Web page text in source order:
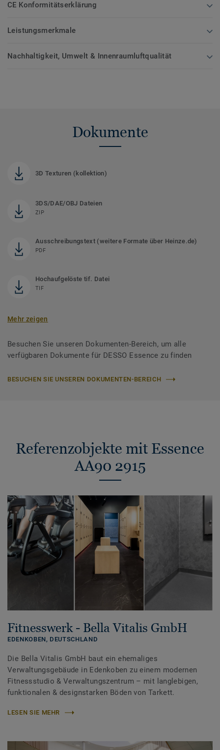
CE Konformitätserklärung
Leistungsmerkmale
Nachhaltigkeit, Umwelt & Innenraumluftqualität
Dokumente
3D Texturen (kollektion)
3DS/DAE/OBJ Dateien
ZIP
Ausschreibungstext (weitere Formate über Heinze.de)
PDF
Hochaufgelöste tif. Datei
TIF
Mehr zeigen
Besuchen Sie unseren Dokumenten-Bereich, um alle
verfügbaren Dokumente für DESSO Essence zu finden
BESUCHEN SIE UNSEREN DOKUMENTEN-BEREICH
Referenzobjekte mit Essence
AA90 2915
Fitnesswerk - Bella Vitalis GmbH
EDENKOBEN, DEUTSCHLAND
Die Bella Vitalis GmbH baut ein ehemaliges
Verwaltungsgebäude in Edenkoben zu einem modernen
Fitnessstudio & Verwaltungszentrum – mit langlebigen,
funktionalen & designstarken Böden von Tarkett.
LESEN SIE MEHR